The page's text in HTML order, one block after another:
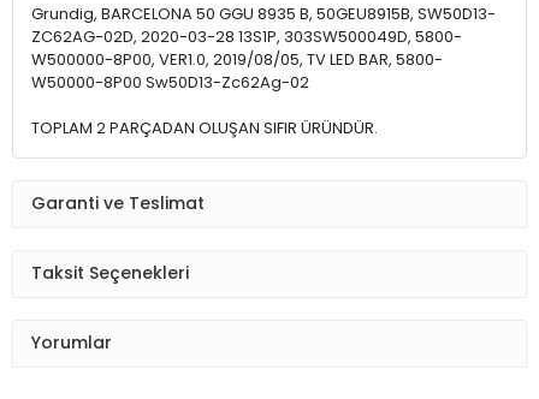
Grundig, BARCELONA 50 GGU 8935 B, 50GEU8915B, SW50D13-
ZC62AG-02D, 2020-03-28 13S1P, 303SW500049D, 5800-
W500000-8P00, VER1.0, 2019/08/05, TV LED BAR, 5800-
W50000-8P00 Sw50D13-Zc62Ag-02
TOPLAM 2 PARÇADAN OLUŞAN SIFIR ÜRÜNDÜR.
Garanti ve Teslimat
Taksit Seçenekleri
Yorumlar